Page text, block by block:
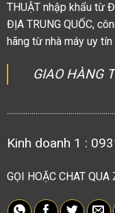
THUẬT nhập khẩu từ
ĐỊA TRUNG QUỐC,
hãng từ nhà máy uy tín
GIAO HÀNG
Kinh doanh 1 :
GỌI HOẶC CHAT